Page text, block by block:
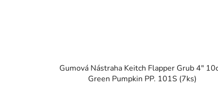
Gumová Nástraha Keitch Flapper Grub 4"
Green Pumpkin PP. 101S (7ks)